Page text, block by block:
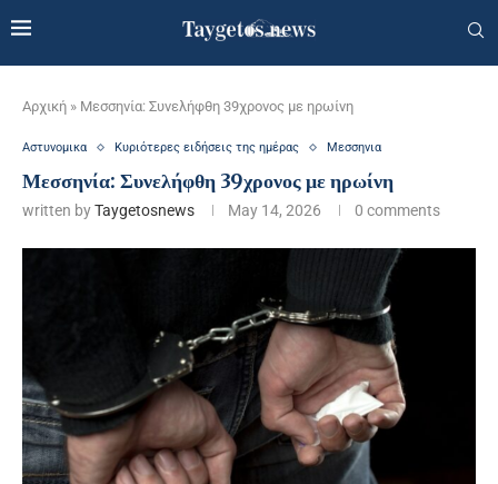
Αρχική » Μεσσηνία: Συνελήφθη 39χρονος με ηρωίνη
Αστυνομικα Κυριότερες ειδήσεις της ημέρας Μεσσηνια
Μεσσηνία: Συνελήφθη 39χρονος με ηρωίνη
written byTaygetosnews May 14, 2026 0 comments